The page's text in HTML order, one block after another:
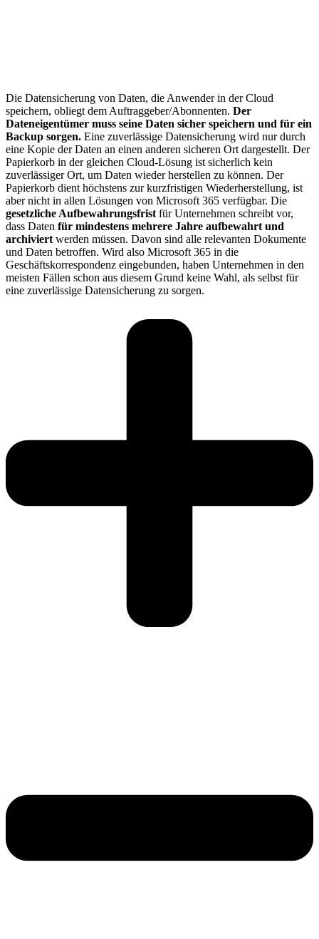
Die Datensicherung von Daten, die Anwender in der Cloud
speichern, obliegt dem Auftraggeber/Abonnenten. Der
Dateneigentümer muss seine Daten sicher speichern und für ein
Backup sorgen. Eine zuverlässige Datensicherung wird nur durch
eine Kopie der Daten an einen anderen sicheren Ort dargestellt. Der
Papierkorb in der gleichen Cloud-Lösung ist sicherlich kein
zuverlässiger Ort, um Daten wieder herstellen zu können. Der
Papierkorb dient höchstens zur kurzfristigen Wiederherstellung, ist
aber nicht in allen Lösungen von Microsoft 365 verfügbar. Die
gesetzliche Aufbewahrungsfristfür Unternehmen schreibt vor,
dass Daten für mindestens mehrere Jahre aufbewahrt und
archiviertwerden müssen. Davon sind alle relevanten Dokumente
und Daten betroffen. Wird also Microsoft 365 in die
Geschäftskorrespondenz eingebunden, haben Unternehmen in den
meisten Fällen schon aus diesem Grund keine Wahl, als selbst für
eine zuverlässige Datensicherung zu sorgen.